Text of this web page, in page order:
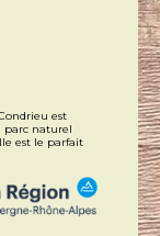
est
parc naturel
est le parfait